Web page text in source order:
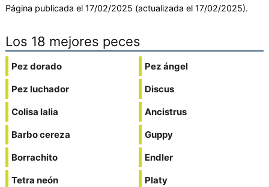
Página publicada el 17/02/2025 (actualizada el 17/02/2025).
Los 18 mejores peces
Pez dorado
Pez luchador
Colisa lalia
Barbo cereza
Borrachito
Tetra neón
Pez ángel
Discus
Ancistrus
Guppy
Endler
Platy